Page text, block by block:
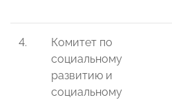
4.
Комитет по
социальному
развитию и
социальному